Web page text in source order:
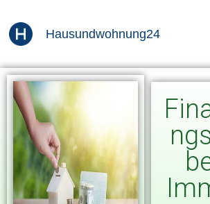
Inhalt
Hausundwohnung24